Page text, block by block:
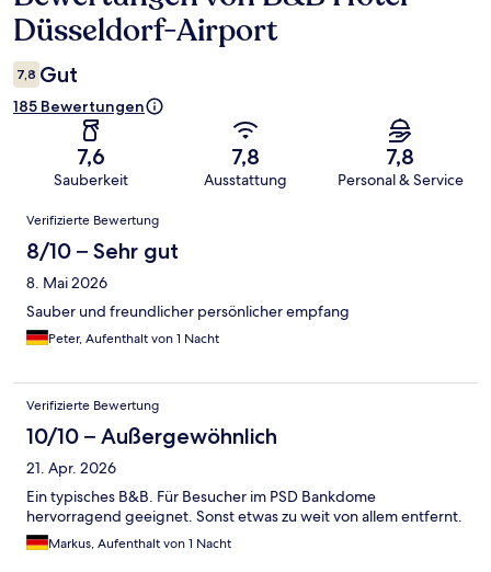
Düsseldorf-Airport
7,8 Gut
185 Bewertungen
7,6
Sauberkeit
7,8
Ausstattung
7,8
Personal & Service
Bewertungen
Verifizierte Bewertung
8/10 – Sehr gut
8. Mai 2026
Sauber und freundlicher persönlicher empfang
Peter, Aufenthalt von 1 Nacht
Verifizierte Bewertung
10/10 – Außergewöhnlich
21. Apr. 2026
Ein typisches B&B. Für Besucher im PSD Bankdome
hervorragend geeignet. Sonst etwas zu weit von allem entfernt.
Markus, Aufenthalt von 1 Nacht